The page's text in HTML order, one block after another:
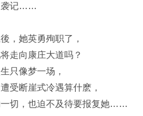
袭记……
，她英勇殉职了，
走向康庄大道吗？
只像梦一场，
受断崖式冷遇算什麽，
切，也迫不及待要报复她……